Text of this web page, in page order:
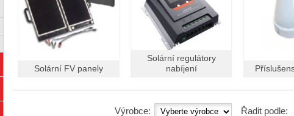
Solární FV panely
Solární regulátory
nabíjení
Výrobce: Řadit podle: